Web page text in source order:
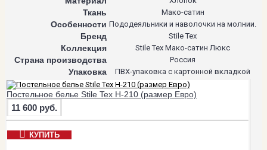
Ткань Мако-сатин
Особенности Пододеяльники и наволочки на молнии.
Бренд Stile Tex
Коллекция Stile Tex Мако-сатин Люкс
Страна производства Россия
Упаковка ПВХ-упаковка с картонной вкладкой
Постельное белье Stile Tex H-210 (размер Евро)
11 600 руб.
КУПИТЬ